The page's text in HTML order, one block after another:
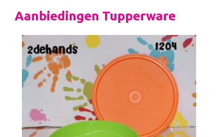
Aanbiedingen Tupperware